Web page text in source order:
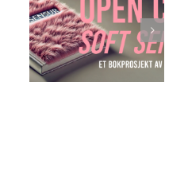
Meta.Morf
2018 : A
Beautiful
Accident